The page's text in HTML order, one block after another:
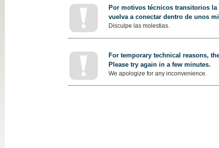
Por motivos técnicos transitorios
vuelva a conectar dentro de unos
Disculpe las molestias.
For temporary technical reasons,
Please try again in a few minutes.
We apologize for any inconvenience.